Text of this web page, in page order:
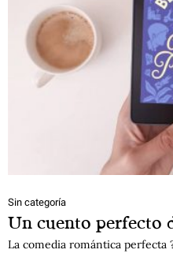
Sin categoría
Un cuento perfecto
La comedia romántica perfecta